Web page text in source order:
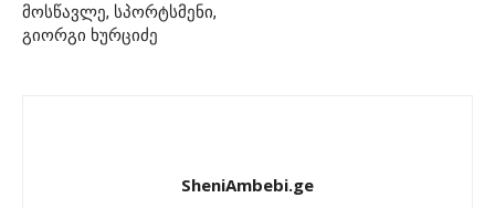
მოსწავლე, სპორტსმენი,
გიორგი ხურციძე
SheniAmbebi.ge